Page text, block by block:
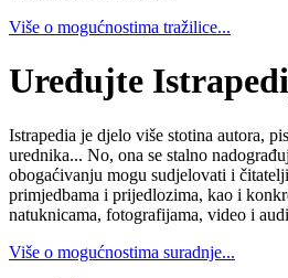
Više o mogućnostima tražilice...
Uređujte
Istrapedia je djelo više stotina autora,
urednika... No, ona se stalno
obogaćivanju mogu sudjelovati i
primjedbama i prijedlozima, kao i
natuknicama, fotografijama, video i
Više o mogućnostima suradnje...